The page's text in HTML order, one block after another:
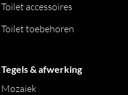
Toilet accessoires
Toilet toebehoren
Tegels & afwerking
Mozaiek